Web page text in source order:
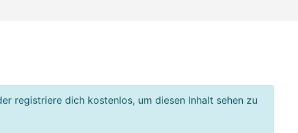
registriere dich kostenlos, um diesen Inhalt sehen zu